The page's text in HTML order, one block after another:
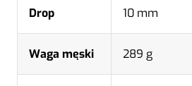
Drop 10 mm
Waga męski 289 g